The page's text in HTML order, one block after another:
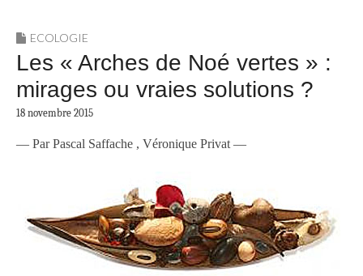
ECOLOGIE
Les « Arches de Noé vertes » :
mirages ou vraies solutions ?
18 novembre 2015
— Par Pascal Saffache , Véronique Privat —